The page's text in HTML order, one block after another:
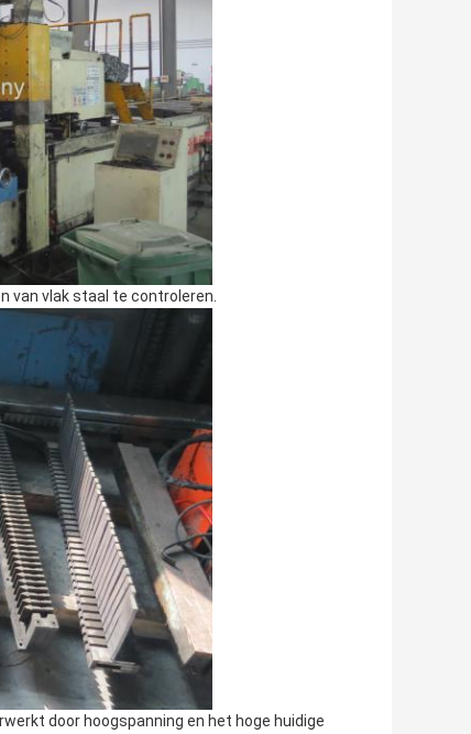
van vlak staal te controleren.
door hoogspanning en het hoge huidige